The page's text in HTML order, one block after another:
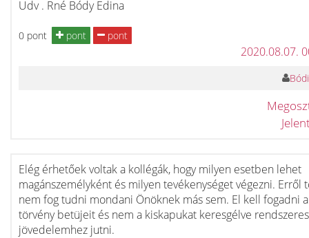
Udv . Rné Bódy Edina
0 pont pont pont
2020.08.07.
Elég érhetőek voltak a kollégák, hogy milyen esetben lehet
magánszemélyként és milyen tevékenységet végezni. Erről
nem fog tudni mondani Önöknek más sem. El kell fogadni a
törvény betüjeit és nem a kiskapukat keresgélve rendszeres
jövedelemhez jutni.